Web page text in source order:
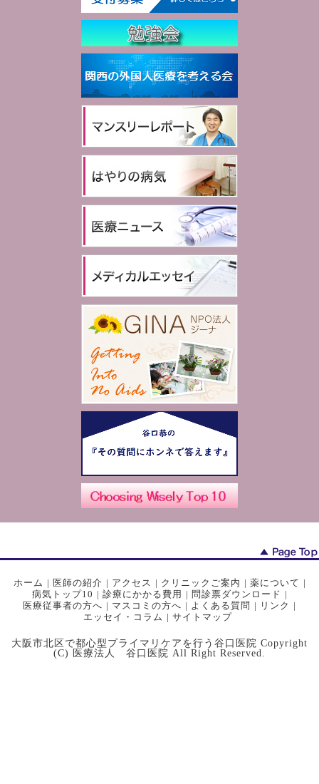
ホーム | 医師の紹介 | アクセス | クリニックご案内 | 薬について |
病気トップ10 | 診療にかかる費用 | 問診票ダウンロード |
医療従事者の方へ | マスコミの方へ | よくある質問 | リンク |
エッセイ・コラム | サイトマップ
大阪市北区で都心型プライマリケアを行う谷口医院 Copyright
(C) 医療法人 谷口医院 All Right Reserved.